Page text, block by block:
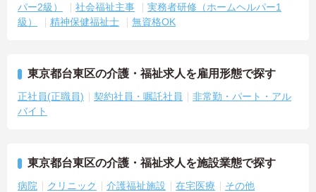
パー2級）
社会福祉主事
実務者研修（ホームヘルパー1
級）
精神保健福祉士 無資格OK
東京都台東区の介護・福祉求人を雇用形態で探す
正社員(正職員) 契約社員・嘱託社員
非常勤・パート・アル
バイト
東京都台東区の介護・福祉求人を施設業態で探す
病院 クリニック 介護福祉施設 在宅医療 その他